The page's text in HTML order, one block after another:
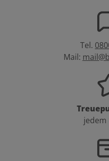
Tel.
Mail:
jedem